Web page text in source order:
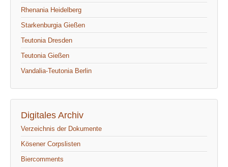
Rhenania Heidelberg
Starkenburgia Gießen
Teutonia Dresden
Teutonia Gießen
Vandalia-Teutonia Berlin
Digitales Archiv
Verzeichnis der Dokumente
Kösener Corpslisten
Biercomments